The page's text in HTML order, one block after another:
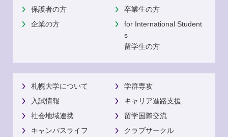
保護者の方
卒業生の方
企業の方
for International Student
s
留学生の方
札幌大学について
学群専攻
入試情報
キャリア進路支援
社会地域連携
留学国際交流
キャンパスライフ
クラブサークル